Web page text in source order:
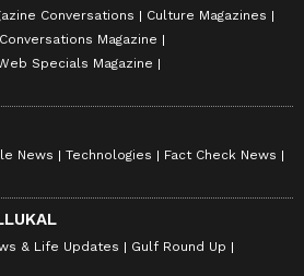
Conversations
Culture Magazines
Conversations Magazine
Specials Magazine
News Technologies
Fact Check News
& Life Updates
Gulf Round Up